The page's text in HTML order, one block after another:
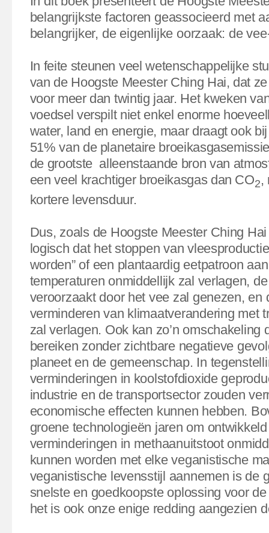
belangrijkste factoren geassocieerd met
belangrijker, de eigenlijke oorzaak: de
In feite steunen veel wetenschappelijke
van de Hoogste Meester Ching Hai, dat
voor meer dan twintig jaar. Het kweken
voedsel verspilt niet enkel enorme
water, land en energie, maar draagt ook
51% van de planetaire
de grootste alleenstaande bron van
een veel krachtiger broeikasgas dan CO2,
kortere levensduur.
Dus, zoals de Hoogste Meester Ching
logisch dat het stoppen van
worden” of een plantaardig eetpatroon
temperaturen onmiddellijk zal verlagen,
veroorzaakt door het vee zal genezen, en
verminderen van klimaatverandering met
zal verlagen. Ook kan zo’n omschakeling
bereiken zonder zichtbare negatieve
planeet en de gemeenschap. In
verminderingen in koolstofdioxide
industrie en de transportsector zouden
economische effecten kunnen hebben.
groene technologieën jaren om
verminderingen in methaanuitstoot
kunnen worden met elke veganistische
veganistische levensstijl aannemen is de
snelste en goedkoopste oplossing voor
het is ook onze enige redding aangezien